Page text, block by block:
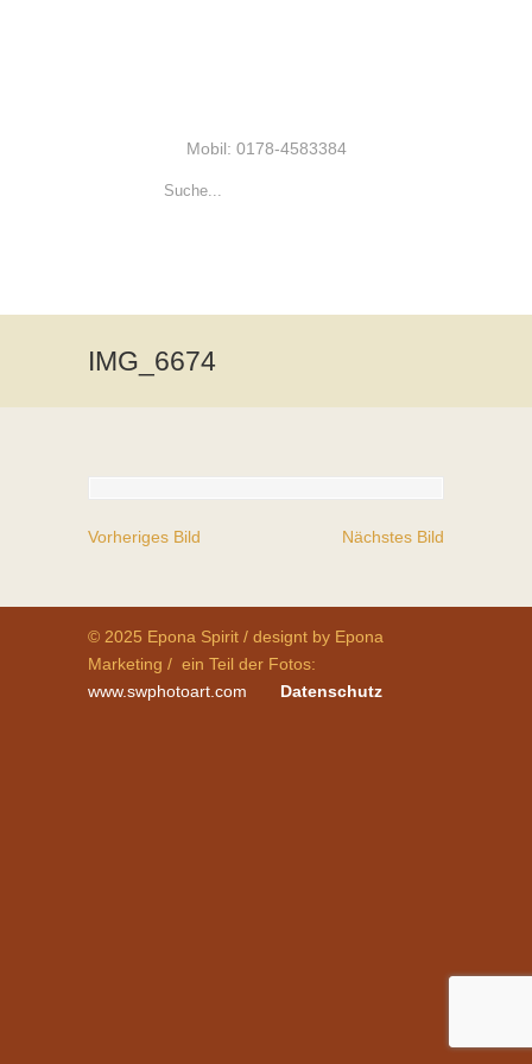
Mobil: 0178-4583384
IMG_6674
Vorheriges Bild Nächstes Bild
© 2025 Epona Spirit / designt by Epona
Marketing / ein Teil der Fotos:
www.swphotoart.com
Datenschutz